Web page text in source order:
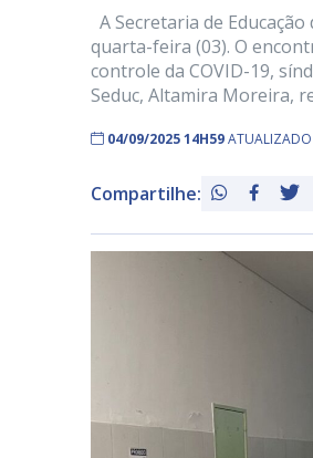
A Secretaria de
quarta-feira (03). O
controle da COVID-19,
Seduc, Altamira Moreira,
04/09/2025 14H59ATUALIZADO
Compartilhe: